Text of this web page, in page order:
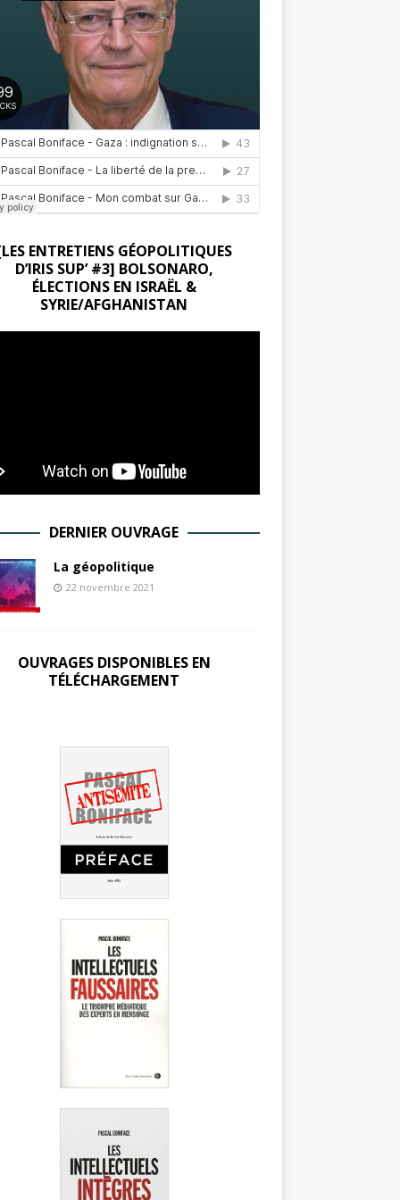
ENTRETIENS GÉOPOLITIQUES
D’IRIS SUP’ #3] BOLSONARO,
ÉLECTIONS EN ISRAËL &
SYRIE/AFGHANISTAN
DERNIER OUVRAGE
La géopolitique
22 novembre 2021
OUVRAGES DISPONIBLES EN
TÉLÉCHARGEMENT